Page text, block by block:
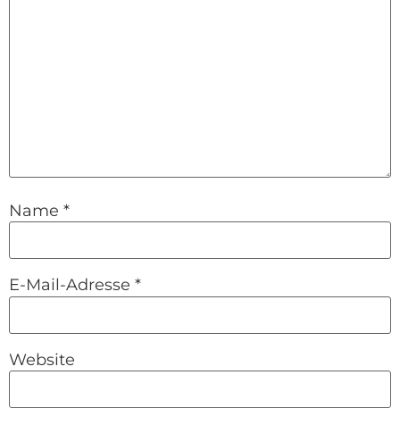
Name *
E-Mail-Adresse *
Website